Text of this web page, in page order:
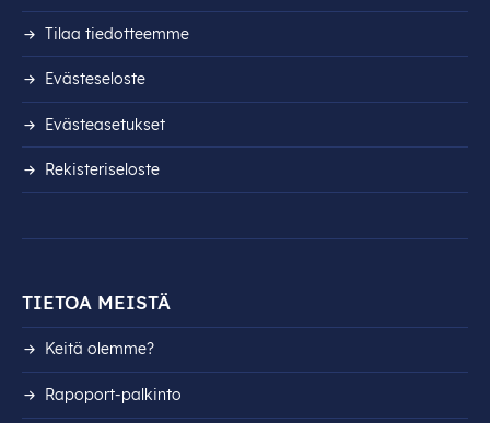
Tilaa tiedotteemme
Evästeseloste
Evästeasetukset
Rekisteri­seloste
TIETOA MEISTÄ
Keitä olemme?
Rapoport-palkinto